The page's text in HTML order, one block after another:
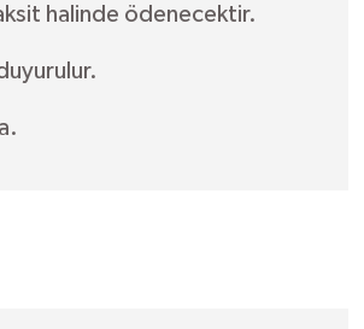
halinde ödenecektir.